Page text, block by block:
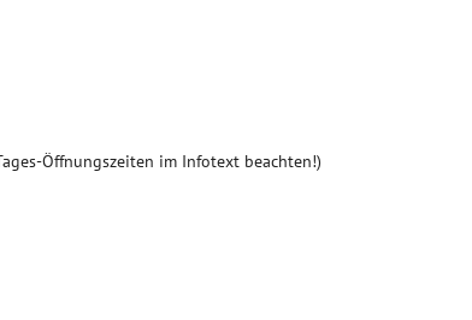
Öffnungszeiten im Infotext beachten!)